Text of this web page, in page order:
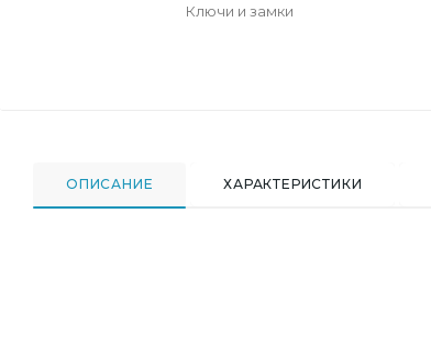
Ключи и замки
ОПИСАНИЕ ХАРАКТЕРИСТИКИ